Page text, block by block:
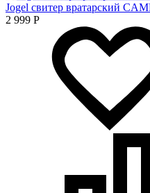
Jogel свитер вратарский
2 999 Р